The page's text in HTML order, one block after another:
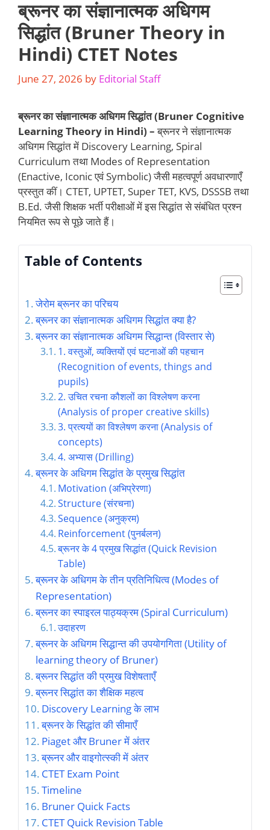
ब्रूनर का संज्ञानात्मक अधिगम
सिद्धांत (Bruner Theory in
Hindi) CTET Notes
June 27, 2026 by Editorial Staff
ब्रूनर का संज्ञानात्मक अधिगम सिद्धांत (Bruner Cognitive
Learning Theory in Hindi) –ब्रूनर ने संज्ञानात्मक
अधिगम सिद्धांत में Discovery Learning, Spiral
Curriculum तथा Modes of Representation
(Enactive, Iconic एवं Symbolic)जैसी महत्वपूर्ण अवधारणाएँ
प्रस्तुत कीं। CTET, UPTET, Super TET, KVS, DSSSB तथा
B.Ed. जैसी शिक्षक भर्ती परीक्षाओं में इस सिद्धांत से संबंधित प्रश्न
नियमित रूप से पूछे जाते हैं।
Table of Contents
जेरोम ब्रूनर का परिचय
ब्रूनर का संज्ञानात्मक अधिगम सिद्धांत क्या है?
ब्रूनर का संज्ञानात्मक अधिगम सिद्धान्त (विस्तार से)
1. वस्तुओं, व्यक्तियों एवं घटनाओं की पहचान
(Recognition of events, things and
pupils)
2. उचित रचना कौशलों का विश्लेषण करना
(Analysis of proper creative skills)
3. प्रत्ययों का विश्लेषण करना (Analysis of
concepts)
4. अभ्यास (Drilling)
ब्रूनर के अधिगम सिद्धांत के प्रमुख सिद्धांत
Motivation (अभिप्रेरणा)
Structure (संरचना)
Sequence (अनुक्रम)
Reinforcement (पुनर्बलन)
ब्रूनर के 4 प्रमुख सिद्धांत (Quick Revision
Table)
ब्रूनर के अधिगम के तीन प्रतिनिधित्व (Modes of
Representation)
ब्रूनर का स्पाइरल पाठ्यक्रम (Spiral Curriculum)
उदाहरण
ब्रूनर के अधिगम सिद्धान्त की उपयोगगिता (Utility of
learning theory of Bruner)
ब्रूनर सिद्धांत की प्रमुख विशेषताएँ
ब्रूनर सिद्धांत का शैक्षिक महत्व
Discovery Learning के लाभ
ब्रूनर के सिद्धांत की सीमाएँ
Piaget और Bruner में अंतर
ब्रूनर और वाइगोत्स्की में अंतर
CTET Exam Point
Timeline
Bruner Quick Facts
CTET Quick Revision Table